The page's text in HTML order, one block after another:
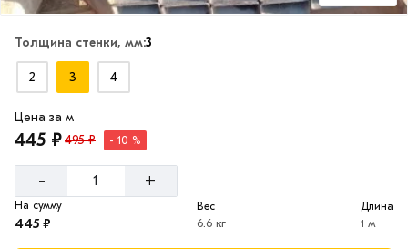
Толщина стенки, мм:3
2 3 4
Цена за м
445 ₽495 ₽ - 10 %
- +
На сумму
445 ₽
Вес
6.6 кг
Длина
1 м